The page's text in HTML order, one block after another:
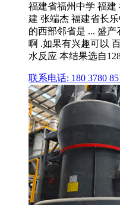
福建省福州中学 福建
建 张端杰 福建省长
的西部邻省是 ... 盛
啊 .如果有兴趣可以
水反应 本结果选自
联系电话: 180 3780